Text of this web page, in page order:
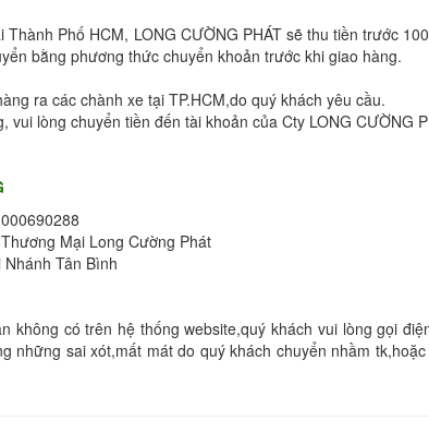
Thành Phố HCM, LONG CƯỜNG PHÁTsẽ thu tiền trước
bằng phương thức chuyển khoản trước khi giao hàng.
ra các chành xe tại TP.HCM,do quý khách yêu cầu.
vui lòng chuyển tiền đến tài khoản của Cty LONG CƯỜNG
Mại Long Cường Phát
Tân Bình
không có trên hệ thống website,quý khách vui lòng gọi
những sai xót,mất mát do quý khách chuyển nhầm